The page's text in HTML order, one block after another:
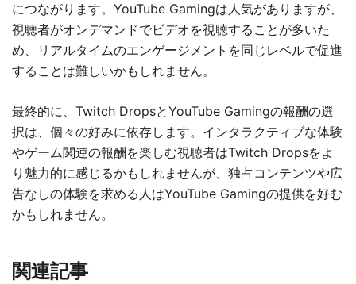
につながります。YouTube Gamingは人気がありますが、
視聴者がオンデマンドでビデオを視聴することが多いた
め、リアルタイムのエンゲージメントを同じレベルで促進
することは難しいかもしれません。
最終的に、Twitch DropsとYouTube Gamingの報酬の選
択は、個々の好みに依存します。インタラクティブな体験
やゲーム関連の報酬を楽しむ視聴者はTwitch Dropsをよ
り魅力的に感じるかもしれませんが、独占コンテンツや広
告なしの体験を求める人はYouTube Gamingの提供を好む
かもしれません。
関連記事